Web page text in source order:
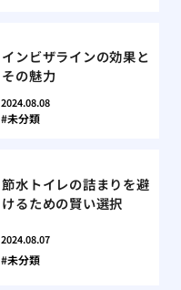
インビザラインの効果と
その魅力
2024.08.08
未分類
節水トイレの詰まりを避
けるための賢い選択
2024.08.07
未分類